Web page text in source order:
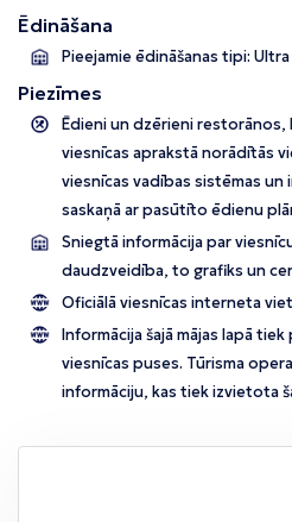
Ēdināšana
Pieejamie ēdināšanas tipi:
Piezīmes
Ēdieni un dzērieni restorānos,
viesnīcas aprakstā norādītās
viesnīcas vadības sistēmas un
saskaņā ar pasūtīto ēdienu
Sniegtā informācija par
daudzveidība, to grafiks un
Oficiālā viesnīcas interneta
Informācija šajā mājas lapā
viesnīcas puses. Tūrisma
informāciju, kas tiek izvietota